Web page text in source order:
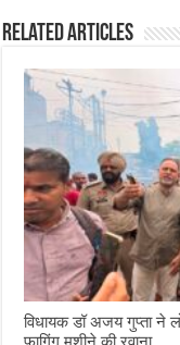
k
Related Articles
विधायक डॉ अजय गुप्ता ने